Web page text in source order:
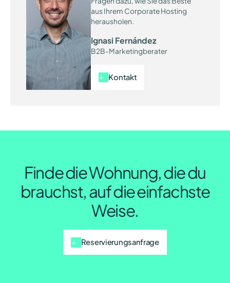
aus Ihrem Corporate Hosting
herausholen.
Ignasi Fernández
B2B-Marketingberater
Kontakt
Finde die Wohnung, die du
brauchst, auf die einfachste
Weise.
Reservierungsanfrage